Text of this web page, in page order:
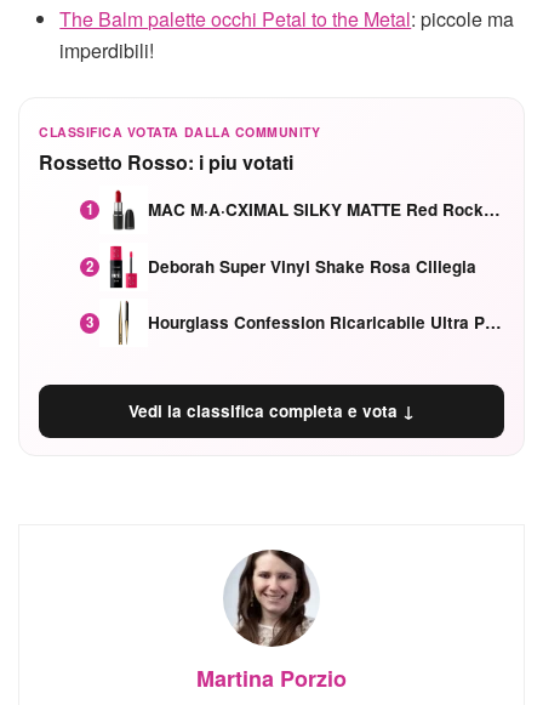
The Balm palette occhi Petal to the Metal: piccole ma
imperdibili!
CLASSIFICA VOTATA DALLA COMMUNITY
Rossetto Rosso: i piu votati
1 MAC M·A·CXIMAL SILKY MATTE Red Rock mat
2 Deborah Super Vinyl Shake Rosa Ciliegia
3 Hourglass Confession Ricaricabile Ultra Preciso Ad Alta Intensità Secretly Classic Red
Vedi la classifica completa e vota ↓
Martina Porzio